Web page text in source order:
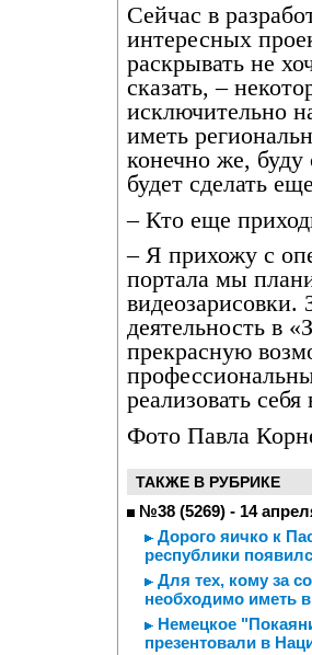
Сейчас в
интересных
раскрывать не
сказать, –
исключительно
иметь
конечно же,
будет сделать
– Кто еще
– Я прихожу с
портала мы
деятельность в
прекрасную
реализовать
Фото Павла
ТАКЖЕ В РУБРИКЕ
№38 (5269) - 14
Дорого яичко к
республики
Для тех, кому за
необходимо иметь
Немецкое
презентовали в